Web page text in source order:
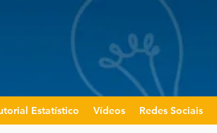
Estatístico Vídeos Redes Sociais